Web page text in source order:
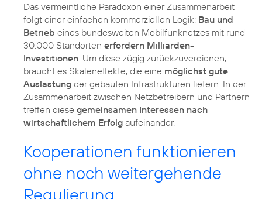
Das vermeintliche Paradoxon einer Zusammenarbeit
folgt einer einfachen kommerziellen Logik: Bau und
Betrieb eines bundesweiten Mobilfunknetzes mit rund
30.000 Standorten erfordern Milliarden-
Investitionen. Um diese zügig zurückzuverdienen,
braucht es Skaleneffekte, die eine möglichst gute
Auslastung der gebauten Infrastrukturen liefern. In der
Zusammenarbeit zwischen Netzbetreibern und Partnern
treffen diese gemeinsamen Interessen nach
wirtschaftlichem Erfolg aufeinander.
Kooperationen funktionieren
ohne noch weitergehende
Regulierung